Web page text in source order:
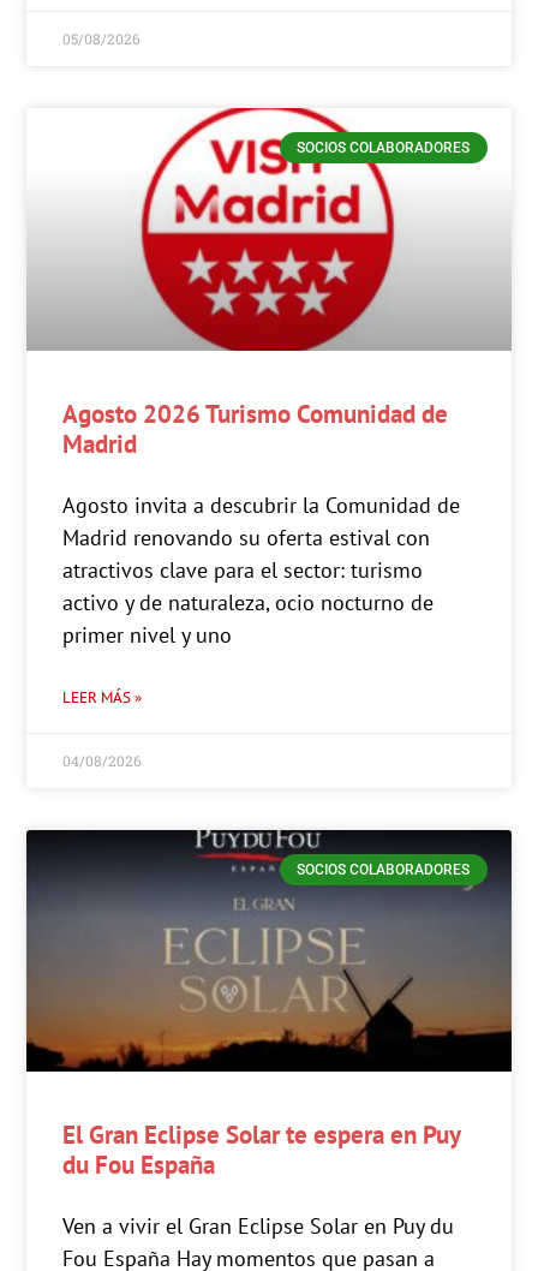
05/08/2026
SOCIOS COLABORADORES
Agosto 2026 Turismo Comunidad de
Madrid
Agosto invita a descubrir la Comunidad de
Madrid renovando su oferta estival con
atractivos clave para el sector: turismo
activo y de naturaleza, ocio nocturno de
primer nivel y uno
LEER MÁS »
04/08/2026
SOCIOS COLABORADORES
El Gran Eclipse Solar te espera en Puy
du Fou España
Ven a vivir el Gran Eclipse Solar en Puy du
Fou España Hay momentos que pasan a